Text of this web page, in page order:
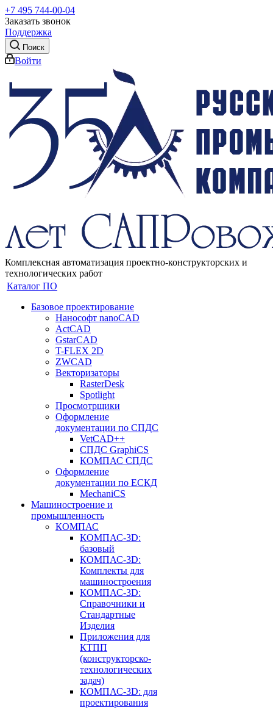
+7 495 744-00-04
Заказать звонок
Поддержка
Поиск
Войти
Комплексная автоматизация проектно-конструкторских и
технологических работ
Каталог ПО
Базовое проектирование
Нанософт nanoCAD
ActCAD
GstarCAD
T-FLEX 2D
ZWCAD
Векторизаторы
RasterDesk
Spotlight
Просмотрщики
Оформление
документации по СПДС
VetCAD++
СПДС GraphiCS
КОМПАС СПДС
Оформление
документации по ЕСКД
MechaniCS
Машиностроение и
промышленность
КОМПАС
КОМПАС-3D:
базовый
КОМПАС-3D:
Комплекты для
машиностроения
КОМПАС-3D:
Справочники и
Стандартные
Изделия
Приложения для
КТПП
(конструкторско-
технологических
задач)
КОМПАС-3D: для
проектирования